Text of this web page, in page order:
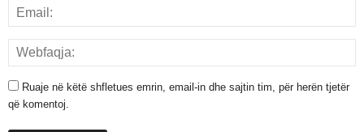
Ruaje në këtë shfletues emrin, email-in dhe sajtin tim, për herën tjetër
që komentoj.